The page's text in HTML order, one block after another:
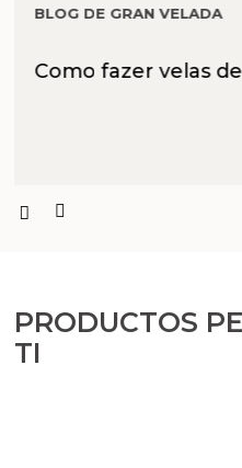
BLOG DE GRAN VELADA
Como fazer velas
PRODUCTOS
TI